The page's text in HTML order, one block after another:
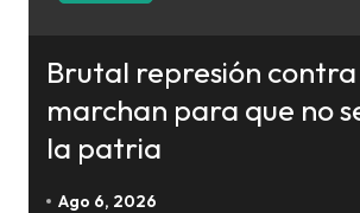
Brutal represión contra
marchan para que no
la patria
Ago 6, 2026